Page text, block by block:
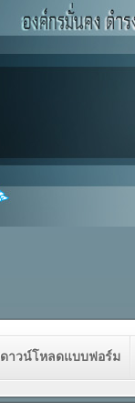
ดาวน์โหลดแบบฟอร์ม